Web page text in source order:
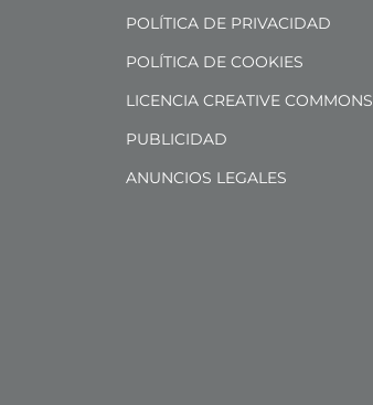
POLÍTICA DE PRIVACIDAD
POLÍTICA DE COOKIES
LICENCIA CREATIVE COMMONS
PUBLICIDAD
ANUNCIOS LEGALES